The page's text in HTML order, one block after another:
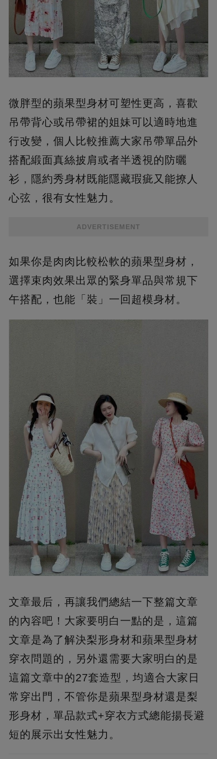
微胖型的蘋果型身材可塑性更高，喜歡
吊帶背心或吊帶裙的姐妹可以適時地進
行改變，個人比較推薦大家吊帶單品外
搭配緞面真絲披肩或者半透視的防曬
衫，隱約秀身材既能隱藏瑕疵又能撩人
心弦，很有女性魅力。
ADVERTISEMENT
如果你是肉肉比較松軟的蘋果型身材，
選擇束肉效果出眾的緊身單品與常規下
午搭配，也能「裝」一回超模身材。
文章最后，再讓我們總結一下整篇文章
的內容吧！大家要明白一點的是，這篇
文章是為了解決梨形身材和蘋果型身材
穿衣問題的，另外還需要大家明白的是
這篇文章中的27套造型，均適合大家日
常穿出門，不管你是蘋果型身材還是梨
形身材，單品款式+穿衣方式總能揚長避
短的展示出女性魅力。